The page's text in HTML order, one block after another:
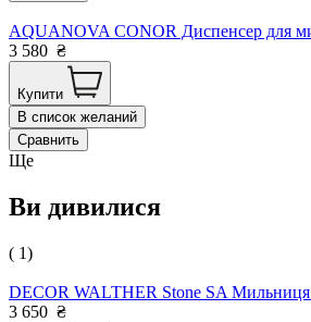
AQUANOVA CONOR Диспенсер для
3 580 ₴
Купити
В список желаний
Сравнить
Ще
Ви дивилися
( 1)
DECOR WALTHER Stone SA Мильниця
3 650 ₴